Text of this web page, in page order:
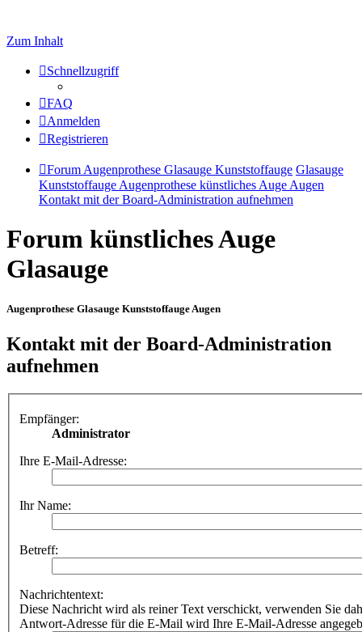
Zum Inhalt
Schnellzugriff
FAQ
Anmelden
Registrieren
Forum Augenprothese Glasauge Kunststoffauge Glasauge
Kunststoffauge Augenprothese künstliches Auge Augen
Kontakt mit der Board-Administration aufnehmen
Forum künstliches Auge
Glasauge
Augenprothese Glasauge Kunststoffauge Augen
Kontakt mit der Board-Administration
aufnehmen
Empfänger:
Administrator
Ihre E-Mail-Adresse:
Ihr Name:
Betreff:
Nachrichtentext:
Diese Nachricht wird als reiner Text verschickt, verwenden Sie
Antwort-Adresse für die E-Mail wird Ihre E-Mail-Adresse